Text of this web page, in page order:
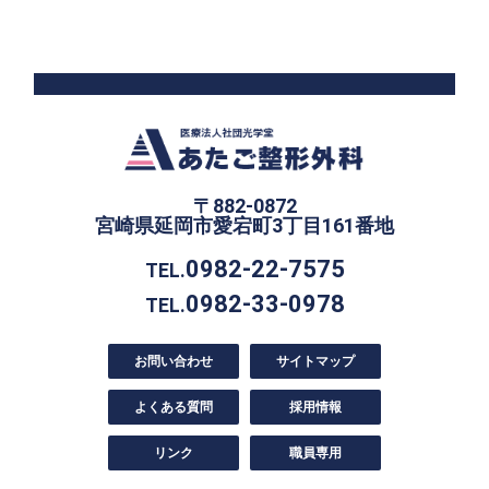
〒882-0872
宮崎県延岡市愛宕町3丁目161番地
TEL.0982-22-7575
TEL.0982-33-0978
お問い合わせ サイトマップ
よくある質問 採用情報
リンク 職員専用